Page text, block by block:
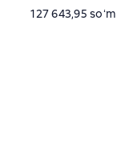
127 643,95 soʻm